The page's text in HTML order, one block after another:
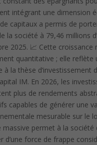
intégrant une dimension
capitaux a permis de
la société à 79,46 millions
2025. 📈 Cette croissance
quantitative ; elle reflète
à la thèse d’investissement
IM. En 2026, les
plus de rendements
capables de générer une
mesurable sur le
massive permet à la société
d’une force de frappe